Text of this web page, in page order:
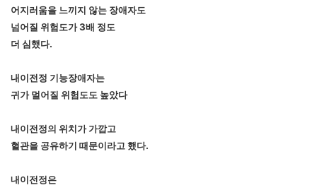
어지러움을 느끼지 않는 장애자도
넘어질 위험도가 3배 정도
더 심했다.
내이전정 기능장애자는
귀가 멀어질 위험도도 높았다
내이전정의 위치가 가깝고
혈관을 공유하기 때문이라고 했다.
내이전정은